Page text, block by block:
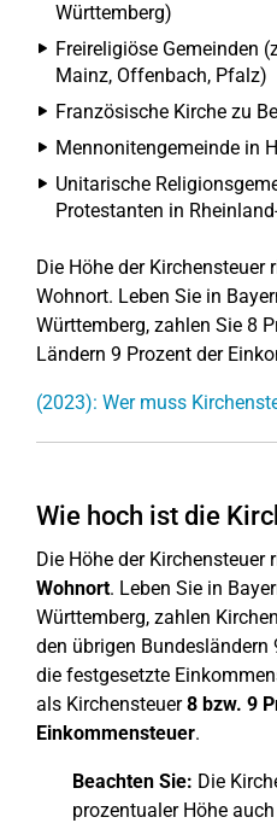
Württemberg)
Freireligiöse Gemeinden
Mainz, Offenbach, Pfalz)
Französische Kirche zu
Mennonitengemeinde in
Unitarische
Protestanten in
Die Höhe der Kirchensteuer
Wohnort. Leben Sie in
Württemberg, zahlen Sie 8
Ländern 9 Prozent der
(2023): Wer muss
Wie hoch ist die
Die Höhe der Kirchensteuer
Wohnort. Leben Sie in
Württemberg, zahlen
den übrigen Bundesländern
die festgesetzte
als Kirchensteuer8 bzw. 9
Einkommensteuer.
Beachten Sie: Die
prozentualer Höhe